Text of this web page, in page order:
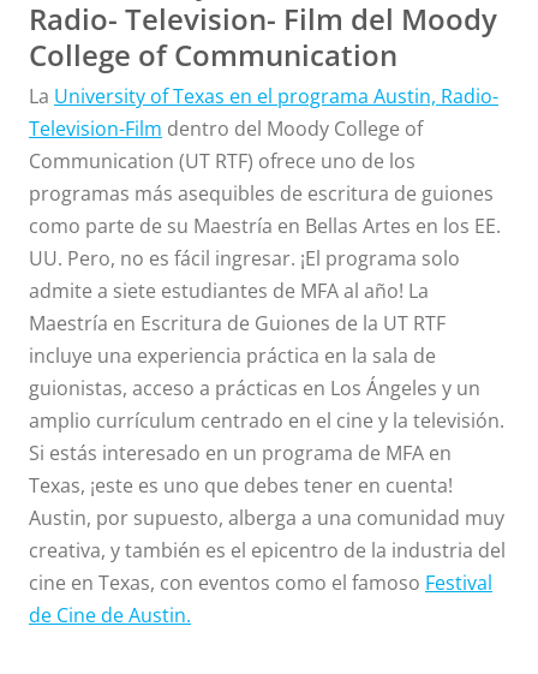
Radio- Television- Film del Moody
College of Communication
La University of Texas en el programa Austin, Radio-
Television-Film dentro del Moody College of
Communication (UT RTF) ofrece uno de los
programas más asequibles de escritura de guiones
como parte de su Maestría en Bellas Artes en los EE.
UU. Pero, no es fácil ingresar. ¡El programa solo
admite a siete estudiantes de MFA al año! La
Maestría en Escritura de Guiones de la UT RTF
incluye una experiencia práctica en la sala de
guionistas, acceso a prácticas en Los Ángeles y un
amplio currículum centrado en el cine y la televisión.
Si estás interesado en un programa de MFA en
Texas, ¡este es uno que debes tener en cuenta!
Austin, por supuesto, alberga a una comunidad muy
creativa, y también es el epicentro de la industria del
cine en Texas, con eventos como el famoso Festival
de Cine de Austin.